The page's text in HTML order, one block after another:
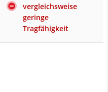
vergleichsweise
geringe
Tragfähigkeit